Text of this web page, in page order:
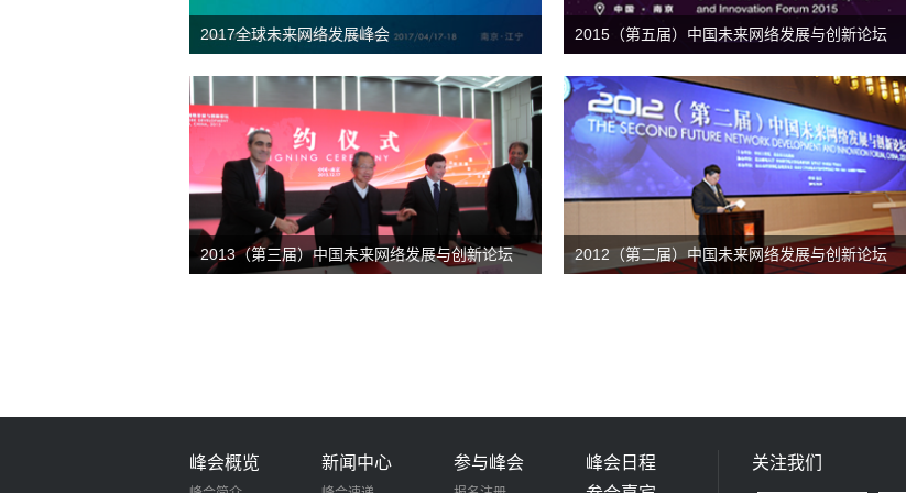
2017全球未来网络发展峰会 2015（第五届）中国未来网络发展与创新论坛
2013（第三届）中国未来网络发展与创新论坛 2012（第二届）中国未来网络发展与创新论坛
峰会概览 新闻中心 参与峰会
峰会日程
关注我们